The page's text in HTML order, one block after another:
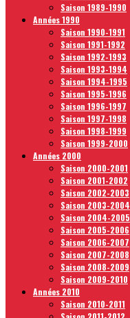
Saison 1989-1990
Années 1990
Saison 1990-1991
Saison 1991-1992
Saison 1992-1993
Saison 1993-1994
Saison 1994-1995
Saison 1995-1996
Saison 1996-1997
Saison 1997-1998
Saison 1998-1999
Saison 1999-2000
Années 2000
Saison 2000-2001
Saison 2001-2002
Saison 2002-2003
Saison 2003-2004
Saison 2004-2005
Saison 2005-2006
Saison 2006-2007
Saison 2007-2008
Saison 2008-2009
Saison 2009-2010
Années 2010
Saison 2010-2011